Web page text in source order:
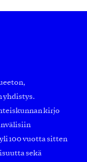
yhdistys.
kirjo
100 vuotta sitten
sekä